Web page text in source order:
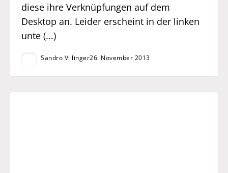
diese ihre Verknüpfungen auf dem
Desktop an. Leider erscheint in der linken
unte (...)
Sandro Villinger26. November 2013